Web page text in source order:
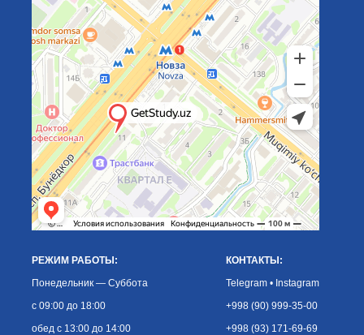
РЕЖИМ РАБОТЫ:
Понедельник — Суббота
с 09:00 до 18:00
обед с 13:00 до 14:00
КОНТАКТЫ:
Telegram • Instagram
+998 (90) 999-35-00
+998 (93) 171-69-69